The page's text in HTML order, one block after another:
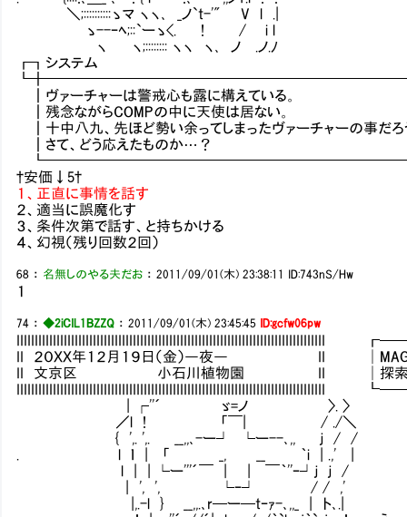
＼;::::::::::ゝマ ヽヽ､ _ノ`t-'" V l .|
ゝ--ｰﾍ;::`ーゝ<. ! / i l
ヽ ヽ;:::::::: ヽヽ ヽ､ ノ .ノ.ﾉ
┏┓システ
┃ヴァーチャーは警戒心も露に構えている。
┃残念ながらCOMPの中に天使は居ない。
┃十中八九、先ほど勢い余ってしまったヴァーチャーの事だろ
┃さて、どう応えたものか…？
†安価↓5†
１、正直に事情を話す
２、適当に誤魔化す
３、条件次第で話す、と持ちかける
４、幻視（残り回数２回）
68 ： 名無しのやる夫だお ：2011/09/01(木) 23:38:11 ID:743nS/Hw
１
74 ：◆2iCIL1BZZQ ：2011/09/01(木) 23:45:45 ID:gcfw06pw
II ２０ＸＸ年１２月１９日（金）―夜― II │MAG
II 文京区 小石川植物園 II │探索：5／7
| ┌''´ ゞ=ノ 〉. 〉
／l ! 「￣| / ./＼
{ ',. ',. __,,､-ー┘ └ー--､,, ｊ / /
. l ｌ | 「 _, __ ｀i | .,' |
l | | └ー'''´￣ | | ￣｀''ｰ┘ｊ ｊ /
| ', ', └ｰ┘ / / ,'
|,.-l } __,,.､r─ー─tｰｧ-､,,_ | ト､.|